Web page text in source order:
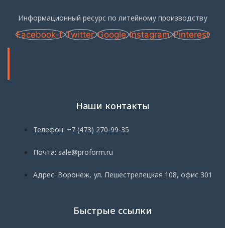
Информационный ресурс по литейному производству
Facebook-f Twitter Google Instagram Pinterest
Наши контакты
Телефон: +7 (473) 270-99-35
Почта: sale@proform.ru
Адрес: Воронеж, ул. Пешестрелецкая 108, офис 301
Быстрые ссылки